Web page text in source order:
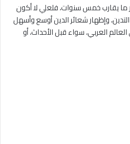
يقارب خمس سنوات، فلعلي لا أكون
وإظهار شعائر الدين أوسع وأسهل
العربي، سواء قبل الأحداث، أو